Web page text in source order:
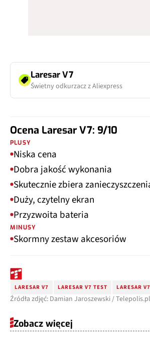
Laresar V7
Świetny odkurzacz z Aliexpress
Ocena Laresar V7: 9/10
PLUSY
Niska cena
Dobra jakość wykonania
Skutecznie zbiera
Duży, czytelny ekran
Przyzwoita bateria
MINUSY
Skormny zestaw akcesoriów
LARESAR V7 LARESAR V7 TEST LARESAR
Źródła zdjęć: Damian Jaroszewski / Telepolis.pl
Zobacz więcej